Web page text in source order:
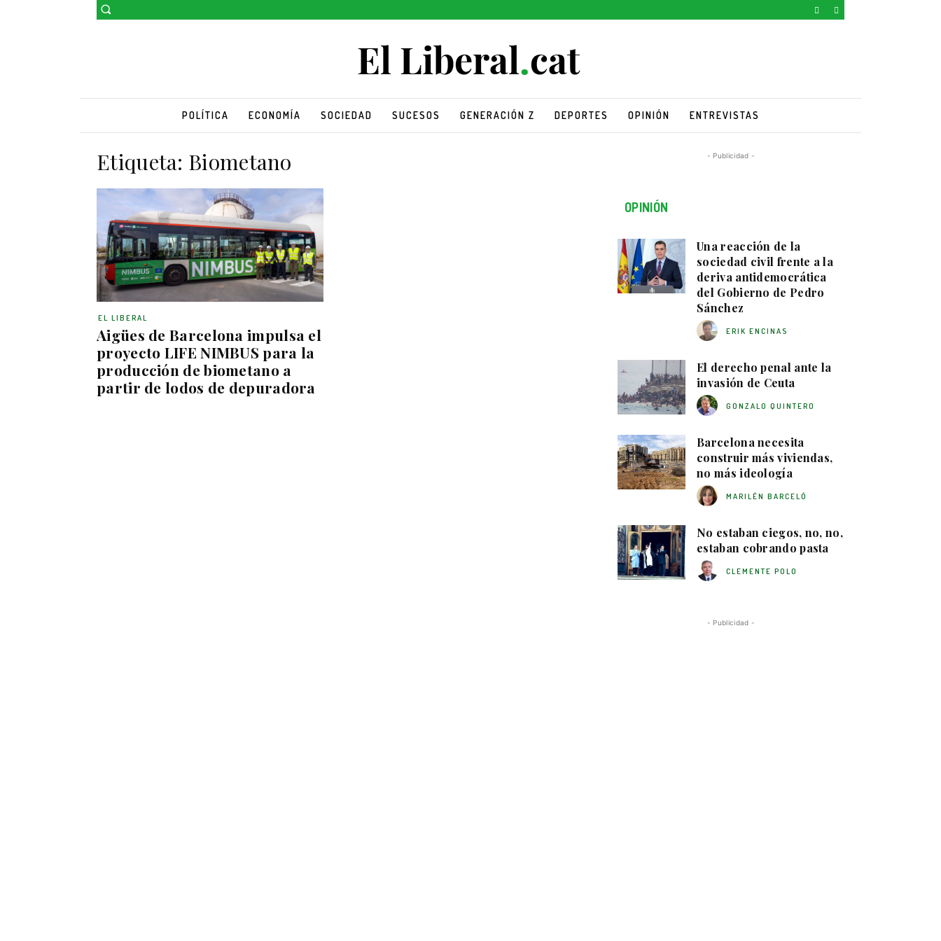
POLÍTICA ECONOMÍA SOCIEDAD SUCESOS GENERACIÓN Z DEPORTES OPINIÓN ENTREVISTAS
Etiqueta: Biometano
Aigües de Barcelona impulsa el
proyecto LIFE NIMBUS para la
producción de biometano a
partir de lodos de depuradora
EL LIBERAL
- Publicidad -
OPINIÓN
Una reacción de la
sociedad civil frente a la
deriva antidemocrática
del Gobierno de Pedro
Sánchez
ERIK ENCINAS
El derecho penal ante la
invasión de Ceuta
GONZALO QUINTERO
Barcelona necesita
construir más viviendas,
no más ideología
MARILÉN BARCELÓ
No estaban ciegos, no, no,
estaban cobrando pasta
CLEMENTE POLO
- Publicidad -